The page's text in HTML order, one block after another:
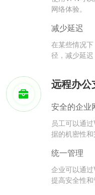
网络体验。
减少延迟
在某些情况
径，减少延迟
远程办公
安全的企业
员工可以通
据的机密性和
统一管理
企业可以通
提高安全性和